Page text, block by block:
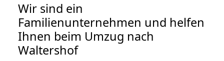
Wir sind ein
Familienunternehmen und helfen
Ihnen beim Umzug nach
Waltershof